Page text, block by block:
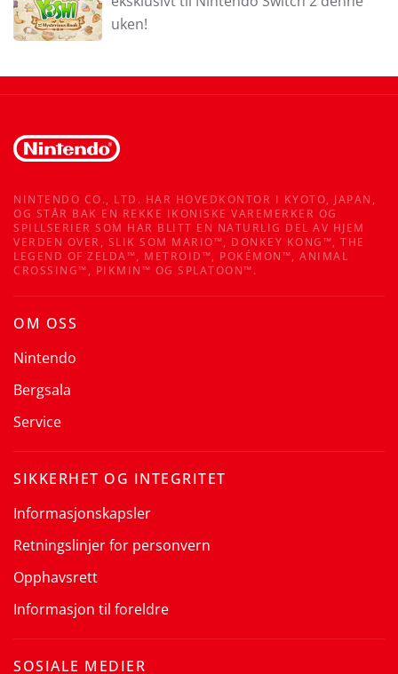
uken!
NINTENDO CO., LTD. HAR HOVEDKONTOR I KYOTO, JAPAN,
OG STÅR BAK EN REKKE IKONISKE VAREMERKER OG
SPILLSERIER SOM HAR BLITT EN NATURLIG DEL AV HJEM
VERDEN OVER, SLIK SOM MARIO™, DONKEY KONG™, THE
LEGEND OF ZELDA™, METROID™, POKÉMON™, ANIMAL
CROSSING™, PIKMIN™ OG SPLATOON™.
OM OSS
Nintendo
Bergsala
Service
SIKKERHET OG INTEGRITET
Informasjonskapsler
Retningslinjer for personvern
Opphavsrett
Informasjon til foreldre
SOSIALE MEDIER